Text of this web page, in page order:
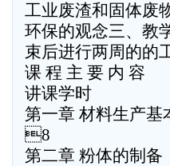
工业废渣和固体废
环保的观念三、教
束后进行两周的的
课 程 主 要 内 容
讲课学时
第一章 材料生产
8
第二章 粉体的制备